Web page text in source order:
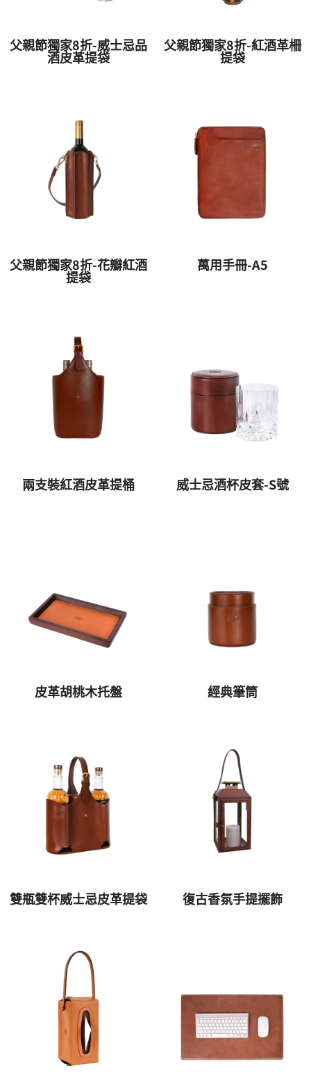
父親節獨家8折-威士忌品
酒皮革提袋
父親節獨家8折-紅酒革柵
提袋
父親節獨家8折-花瓣紅酒
提袋
萬用手冊-A5
兩支裝紅酒皮革提桶 威士忌酒杯皮套-S號
皮革胡桃木托盤 經典筆筒
雙瓶雙杯威士忌皮革提袋 復古香氛手提擺飾